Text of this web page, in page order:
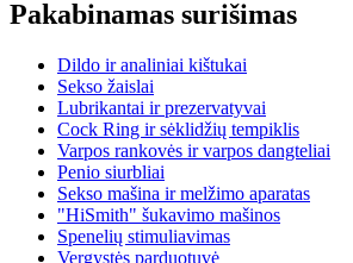
Pakabinamas surišimas
Dildo ir analiniai kištukai
Sekso žaislai
Lubrikantai ir prezervatyvai
Cock Ring ir sėklidžių tempiklis
Varpos rankovės ir varpos dangteliai
Penio siurbliai
Sekso mašina ir melžimo aparatas
"HiSmith" šukavimo mašinos
Spenelių stimuliavimas
Vergystės parduotuvė